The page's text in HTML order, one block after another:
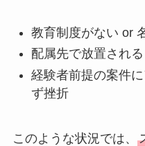
教育制度がない or
配属先で放置される
経験者前提の案件
ず挫折
このような状況では、